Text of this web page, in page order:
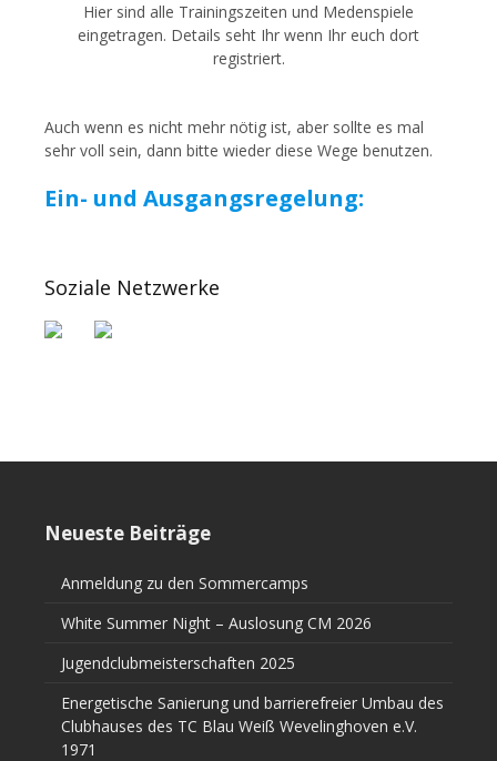
Hier sind alle Trainingszeiten und Medenspiele
eingetragen. Details seht Ihr wenn Ihr euch dort
registriert.
Auch wenn es nicht mehr nötig ist, aber sollte es mal
sehr voll sein, dann bitte wieder diese Wege benutzen.
Ein- und Ausgangsregelung:
Soziale Netzwerke
Neueste Beiträge
Anmeldung zu den Sommercamps
White Summer Night – Auslosung CM 2026
Jugendclubmeisterschaften 2025
Energetische Sanierung und barrierefreier Umbau des
Clubhauses des TC Blau Weiß Wevelinghoven e.V.
1971